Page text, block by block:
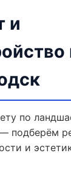
и
по
подберём
и